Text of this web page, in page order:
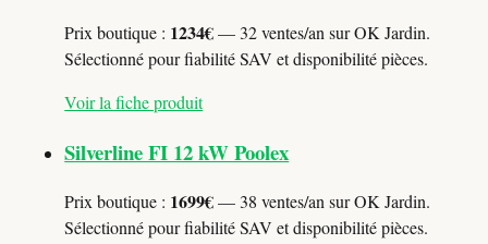
Prix boutique : 1234€— 32 ventes/an sur OK Jardin.
Sélectionné pour fiabilité SAV et disponibilité pièces.
Voir la fiche produit
Silverline FI 12 kW Poolex
Prix boutique : 1699€— 38 ventes/an sur OK Jardin.
Sélectionné pour fiabilité SAV et disponibilité pièces.